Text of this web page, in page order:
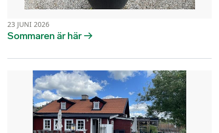
23 JUNI 2026
Sommaren är här